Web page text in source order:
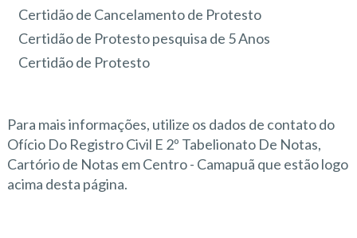
Certidão de Cancelamento de Protesto
Certidão de Protesto pesquisa de 5 Anos
Certidão de Protesto
Para mais informações, utilize os dados de contato do
Ofício Do Registro Civil E 2º Tabelionato De Notas,
Cartório de Notas em Centro - Camapuã que estão logo
acima desta página.